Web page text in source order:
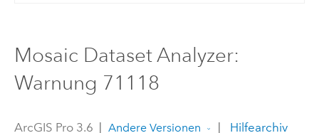
Mosaic Dataset Analyzer:
Warnung 71118
ArcGIS Pro 3.6 Andere Versionen Hilfearchiv